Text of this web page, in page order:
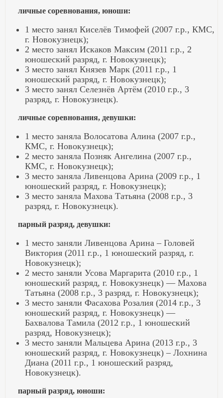
личные соревнования, юноши:
1 место занял Киселёв Тимофей (2007 г.р., КМС,
г. Новокузнецк);
2 место занял Искаков Максим (2011 г.р., 2
юношеский разряд, г. Новокузнецк);
3 место занял Князев Марк (2011 г.р., 1
юношеский разряд, г. Новокузнецк);
3 место занял Селезнёв Артём (2010 г.р., 3
разряд, г. Новокузнецк).
личные соревнования, девушки:
1 место заняла Волосатова Алина (2007 г.р.,
КМС, г. Новокузнецк);
2 место заняла Позняк Ангелина (2007 г.р.,
КМС, г. Новокузнецк);
3 место заняла Ливенцова Арина (2009 г.р., 1
юношеский разряд, г. Новокузнецк);
3 место заняла Махова Татьяна (2008 г.р., 3
разряд, г. Новокузнецк).
парный разряд, девушки:
1 место заняли Ливенцова Арина – Головей
Виктория (2011 г.р., 1 юношеский разряд, г.
Новокузнецк);
2 место заняли Усова Маргарита (2010 г.р., 1
юношеский разряд, г. Новокузнецк) — Махова
Татьяна (2008 г.р., 3 разряд, г. Новокузнецк);
3 место заняли Фасахова Розалия (2014 г.р., 3
юношеский разряд, г. Новокузнецк) —
Бахвалова Тамила (2012 г.р., 1 юношеский
разряд, Новокузнецк);
3 место заняли Мальцева Арина (2013 г.р., 3
юношеский разряд, г. Новокузнецк) – Лохнина
Диана (2011 г.р., 1 юношеский разряд,
Новокузнецк).
парный разряд, юноши: